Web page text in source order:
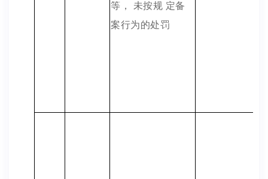
等， 未按规 定备
案行为的处罚